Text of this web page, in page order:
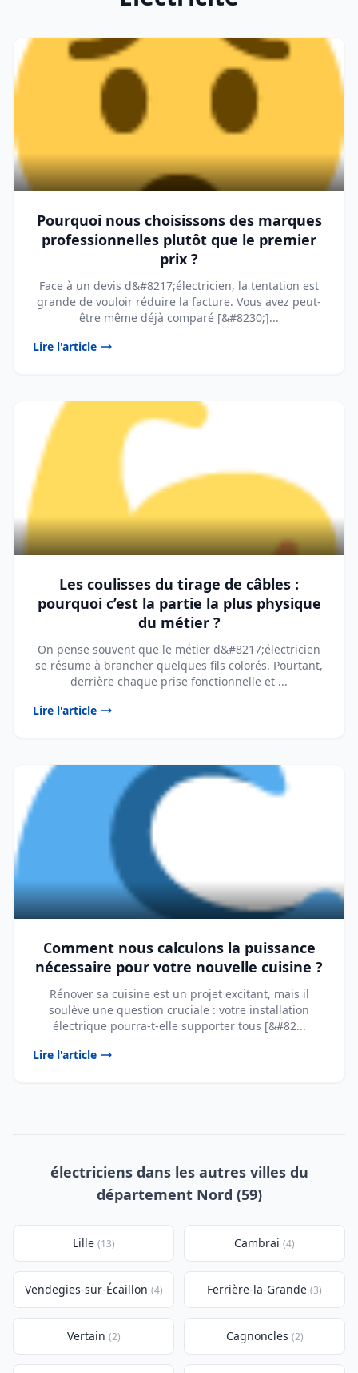
Pourquoi nous choisissons des marques
professionnelles plutôt que le premier
prix ?
Face à un devis d&#8217;électricien, la tentation est
grande de vouloir réduire la facture. Vous avez peut-
être même déjà comparé [&#8230;]...
Lire l'article
Les coulisses du tirage de câbles :
pourquoi c’est la partie la plus physique
du métier ?
On pense souvent que le métier d&#8217;électricien
se résume à brancher quelques fils colorés. Pourtant,
derrière chaque prise fonctionnelle et ...
Lire l'article
Comment nous calculons la puissance
nécessaire pour votre nouvelle cuisine ?
Rénover sa cuisine est un projet excitant, mais il
soulève une question cruciale : votre installation
électrique pourra-t-elle supporter tous [&#82...
Lire l'article
électriciens dans les autres villes du
département Nord (59)
Lille (13) Cambrai (4)
Vendegies-sur-Écaillon (4) Ferrière-la-Grande (3)
Vertain (2) Cagnoncles (2)